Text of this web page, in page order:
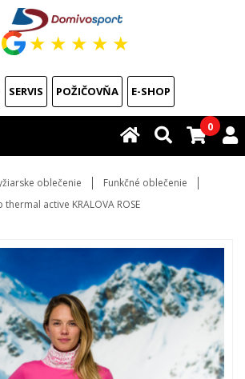
★ ★ ★ ★ ★
SERVIS POŽIČOVŇA E-SHOP
0
oblečenie
Funkčné oblečenie
active KRALOVA ROSE